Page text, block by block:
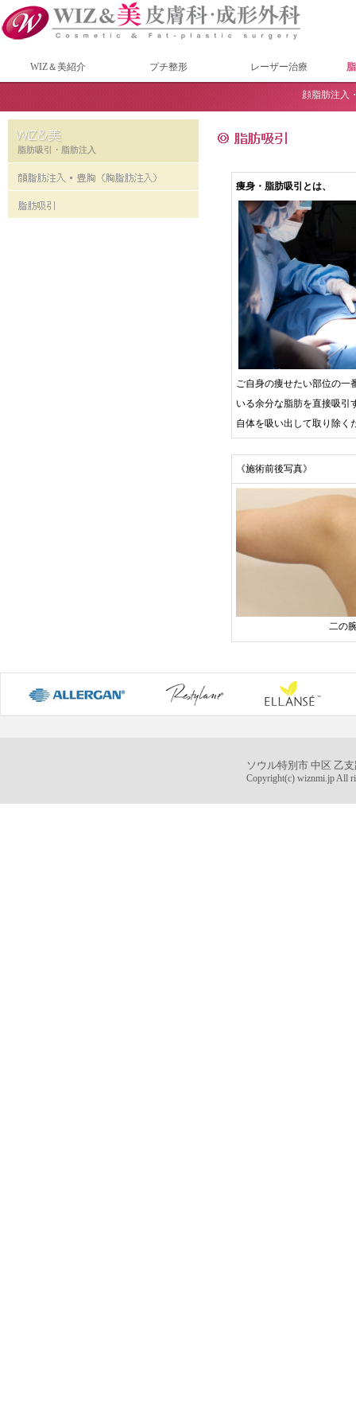
WIZ＆美紹介 プチ整形 レーザー治療
顔脂肪注入
脂肪吸引・脂肪注入
痩身・脂肪吸引とは、
ご自身の痩せたい部位の一
いる余分な脂肪を直接吸引
自体を吸い出して取り除く
《施術前後写真》
二の
ソウル特別市 中区 乙
Copyright(c) wiznmi.jp All